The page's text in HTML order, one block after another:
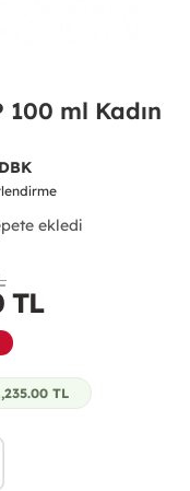
100 ml Kadın
ekledi
TL
TL